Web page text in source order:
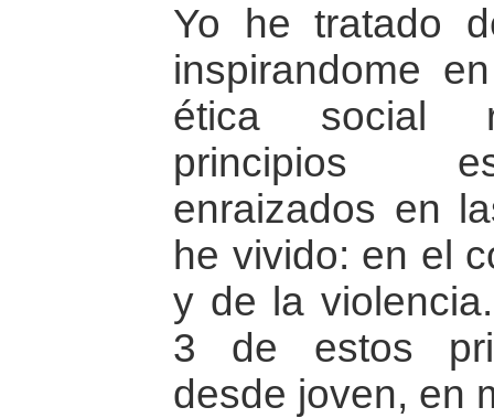
Yo he tratado
inspirandome
ética social
principios
enraizados en
he vivido: en el
y de la
3 de estos
desde joven, en